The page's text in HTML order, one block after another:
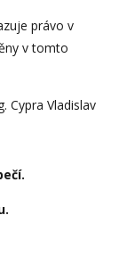
právo v
v tomto
Vladislav